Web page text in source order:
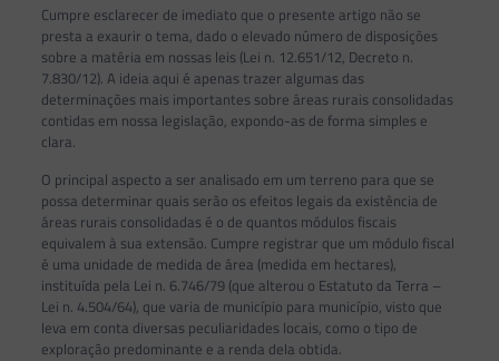
Cumpre esclarecer de imediato que o presente artigo não se
presta a exaurir o tema, dado o elevado número de disposições
sobre a matéria em nossas leis (Lei n. 12.651/12, Decreto n.
7.830/12). A ideia aqui é apenas trazer algumas das
determinações mais importantes sobre áreas rurais consolidadas
contidas em nossa legislação, expondo-as de forma simples e
clara.
O principal aspecto a ser analisado em um terreno para que se
possa determinar quais serão os efeitos legais da existência de
áreas rurais consolidadas é o de quantos módulos fiscais
equivalem à sua extensão. Cumpre registrar que um módulo fiscal
é uma unidade de medida de área (medida em hectares),
instituída pela Lei n. 6.746/79 (que alterou o Estatuto da Terra –
Lei n. 4.504/64), que varia de município para município, visto que
leva em conta diversas peculiaridades locais, como o tipo de
exploração predominante e a renda dela obtida.